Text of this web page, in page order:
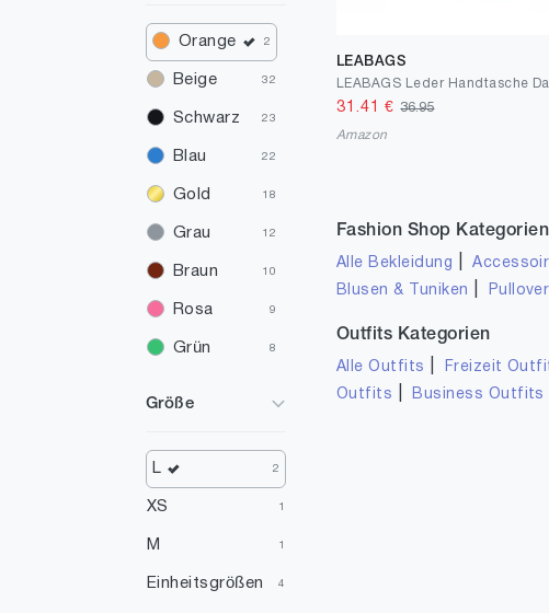
Orange 2
Beige 32
Schwarz 23
Blau 22
Gold 18
Grau 12
Braun 10
Rosa 9
Grün 8
Gelb 6
Türkis
Größe
L 2
XS 1
M 1
Einheitsgrößen 4
LEABAGS
31.41 €36.95
Amazon
Fashion Shop Kategorien
Alle Bekleidung |
Blusen & Tuniken
Outfits Kategorien
Alle Outfits Freizeit
Outfits
Business Outfits